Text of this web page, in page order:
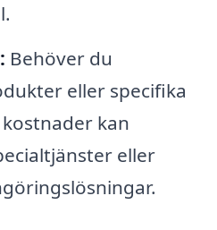
Behöver du
eller specifika
kan
eller